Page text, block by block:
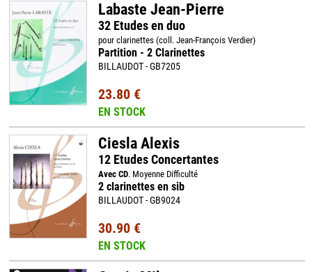
Labaste Jean-Pierre
32 Etudes en duo
pour clarinettes (coll. Jean-François Verdier)
Partition - 2 Clarinettes
BILLAUDOT - GB7205
23.80 €
EN STOCK
Ciesla Alexis
12 Etudes Concertantes
Avec CD. Moyenne Difficulté
2 clarinettes en sib
BILLAUDOT - GB9024
30.90 €
EN STOCK